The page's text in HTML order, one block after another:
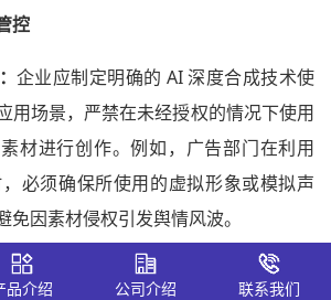
控
企业应制定明确的 AI 深度合成技术使
用场景，严禁在未经授权的情况下使用
材进行创作。例如，广告部门在利用
必须确保所使用的虚拟形象或模拟声
免因素材侵权引发舆情风波。
： 设立专门的技术审核团队，对 AI 合
品介绍 公司介绍 联系我们